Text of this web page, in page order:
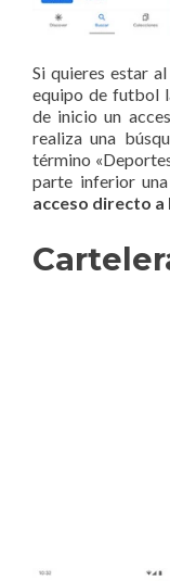
Si quieres estar
equipo de futbol
de inicio un
realiza una
término
parte inferior
acceso directo